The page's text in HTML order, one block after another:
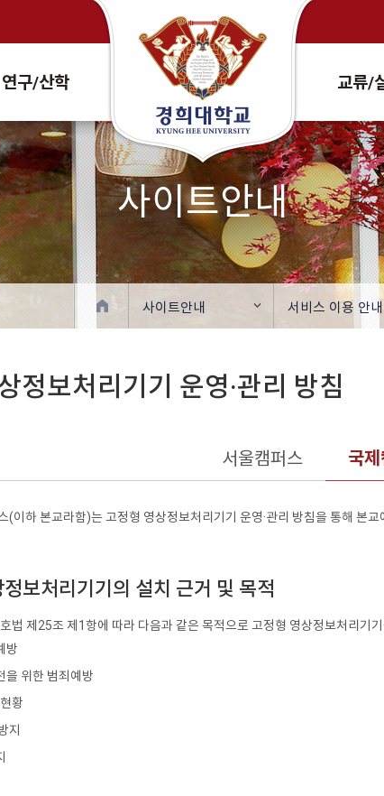
연구/산학 교류/
사이트안내
사이트안내 서비스 이용 안내
정보처리기기 운영·관리 방침
서울캠퍼스 국
(이하 본교라함)는 고정형 영상정보처리기기 운영·관리 방침을 통해 본
보처리기기의 설치 근거 및 목적
법 제25조 제1항에 따라 다음과 같은 목적으로 고정형 영상정보처리기
방
을 위한 범죄예방
황
지